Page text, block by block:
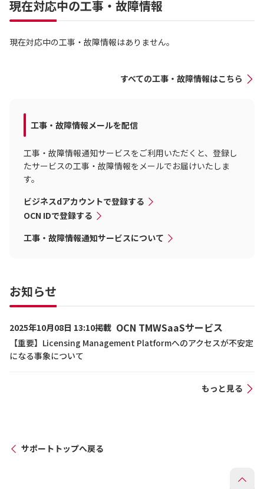
現在対応中の工事・故障情報
現在対応中の工事・故障情報はありません。
すべての工事・故障情報はこちら
工事・故障情報メールを配信
工事・故障情報通知サービスをご利用いただくと、登録し
たサービスの工事・故障情報をメールでお届けいたしま
す。
ビジネスdアカウントで登録する
OCN IDで登録する
工事・故障情報通知サービスについて
お知らせ
2025年10月08日 13:10掲載 OCN TMWSaaSサービス
【重要】Licensing Management Platformへのアクセスが不安定
になる事象について
もっと見る
サポートトップへ戻る